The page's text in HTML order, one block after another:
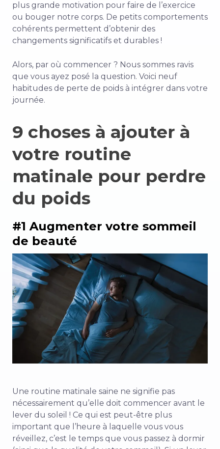
plus grande motivation pour faire de l’exercice
ou bouger notre corps. De petits comportements
cohérents permettent d’obtenir des
changements significatifs et durables !
Alors, par où commencer ? Nous sommes ravis
que vous ayez posé la question. Voici neuf
habitudes de perte de poids à intégrer dans votre
journée.
9 choses à ajouter à
votre routine
matinale pour perdre
du poids
#1 Augmenter votre sommeil
de beauté
Une routine matinale saine ne signifie pas
nécessairement qu’elle doit commencer avant le
lever du soleil ! Ce qui est peut-être plus
important que l’heure à laquelle vous vous
réveillez, c’est le temps que vous passez à dormir